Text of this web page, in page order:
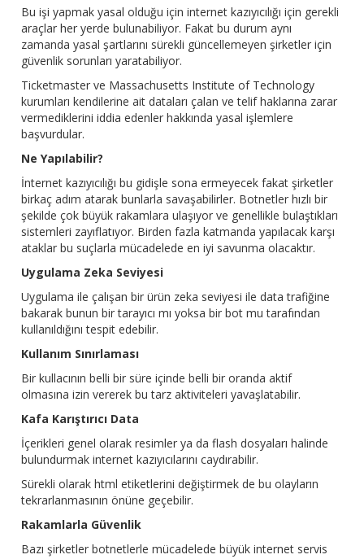
Bu işi yapmak yasal olduğu için internet kazıyıcılığı için gerekli
araçlar her yerde bulunabiliyor. Fakat bu durum aynı
zamanda yasal şartlarını sürekli güncellemeyen şirketler için
güvenlik sorunları yaratabiliyor.
Ticketmaster ve Massachusetts Institute of Technology
kurumları kendilerine ait dataları çalan ve telif haklarına zarar
vermediklerini iddia edenler hakkında yasal işlemlere
başvurdular.
Ne Yapılabilir?
İnternet kazıyıcılığı bu gidişle sona ermeyecek fakat şirketler
birkaç adım atarak bunlarla savaşabilirler. Botnetler hızlı bir
şekilde çok büyük rakamlara ulaşıyor ve genellikle bulaştıkları
sistemleri zayıflatıyor. Birden fazla katmanda yapılacak karşı
ataklar bu suçlarla mücadelede en iyi savunma olacaktır.
Uygulama Zeka Seviyesi
Uygulama ile çalışan bir ürün zeka seviyesi ile data trafiğine
bakarak bunun bir tarayıcı mı yoksa bir bot mu tarafından
kullanıldığını tespit edebilir.
Kullanım Sınırlaması
Bir kullacının belli bir süre içinde belli bir oranda aktif
olmasına izin vererek bu tarz aktiviteleri yavaşlatabilir.
Kafa Karıştırıcı Data
İçerikleri genel olarak resimler ya da flash dosyaları halinde
bulundurmak internet kazıyıcılarını caydırabilir.
Sürekli olarak html etiketlerini değiştirmek de bu olayların
tekrarlanmasının önüne geçebilir.
Rakamlarla Güvenlik
Bazı şirketler botnetlerle mücadelede büyük internet servis